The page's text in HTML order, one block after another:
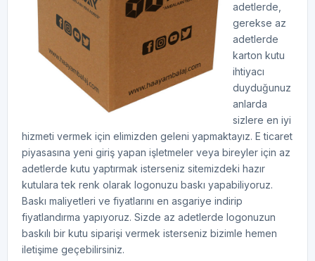
adetlerde,
gerekse az
adetlerde
karton kutu
ihtiyacı
duyduğunuz
anlarda
sizlere en iyi
hizmeti vermek için elimizden geleni yapmaktayız. E ticaret
piyasasına yeni giriş yapan işletmeler veya bireyler için az
adetlerde kutu yaptırmak isterseniz sitemizdeki hazır
kutulara tek renk olarak logonuzu baskı yapabiliyoruz.
Baskı maliyetleri ve fiyatlarını en asgariye indirip
fiyatlandırma yapıyoruz. Sizde az adetlerde logonuzun
baskılı bir kutu siparişi vermek isterseniz bizimle hemen
iletişime geçebilirsiniz.